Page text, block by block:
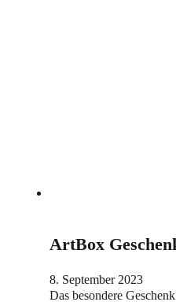
ArtBox
8. September 2023
Das besondere